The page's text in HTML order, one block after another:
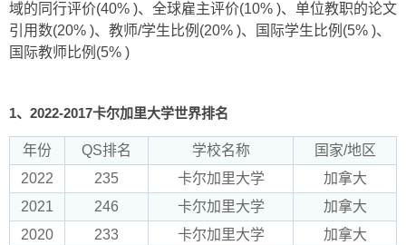
域的同行评价(40% )、全球雇主评价(10% )、单位教职的论文
引用数(20% )、教师/学生比例(20% )、国际学生比例(5% )、
国际教师比例(5% )
1、2022-2017卡尔加里大学世界排名
年份 QS排名 学校名称
国家/地区
2022
235 卡尔加里大学
加拿大
2021
246 卡尔加里大学
加拿大
2020
233 卡尔加里大学
加拿大